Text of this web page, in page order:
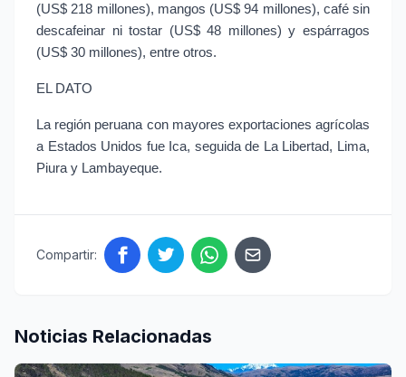
(US$ 218 millones), mangos (US$ 94 millones), café sin
descafeinar ni tostar (US$ 48 millones) y espárragos
(US$ 30 millones), entre otros.
EL DATO
La región peruana con mayores exportaciones agrícolas
a Estados Unidos fue Ica, seguida de La Libertad, Lima,
Piura y Lambayeque.
Compartir:
Noticias Relacionadas